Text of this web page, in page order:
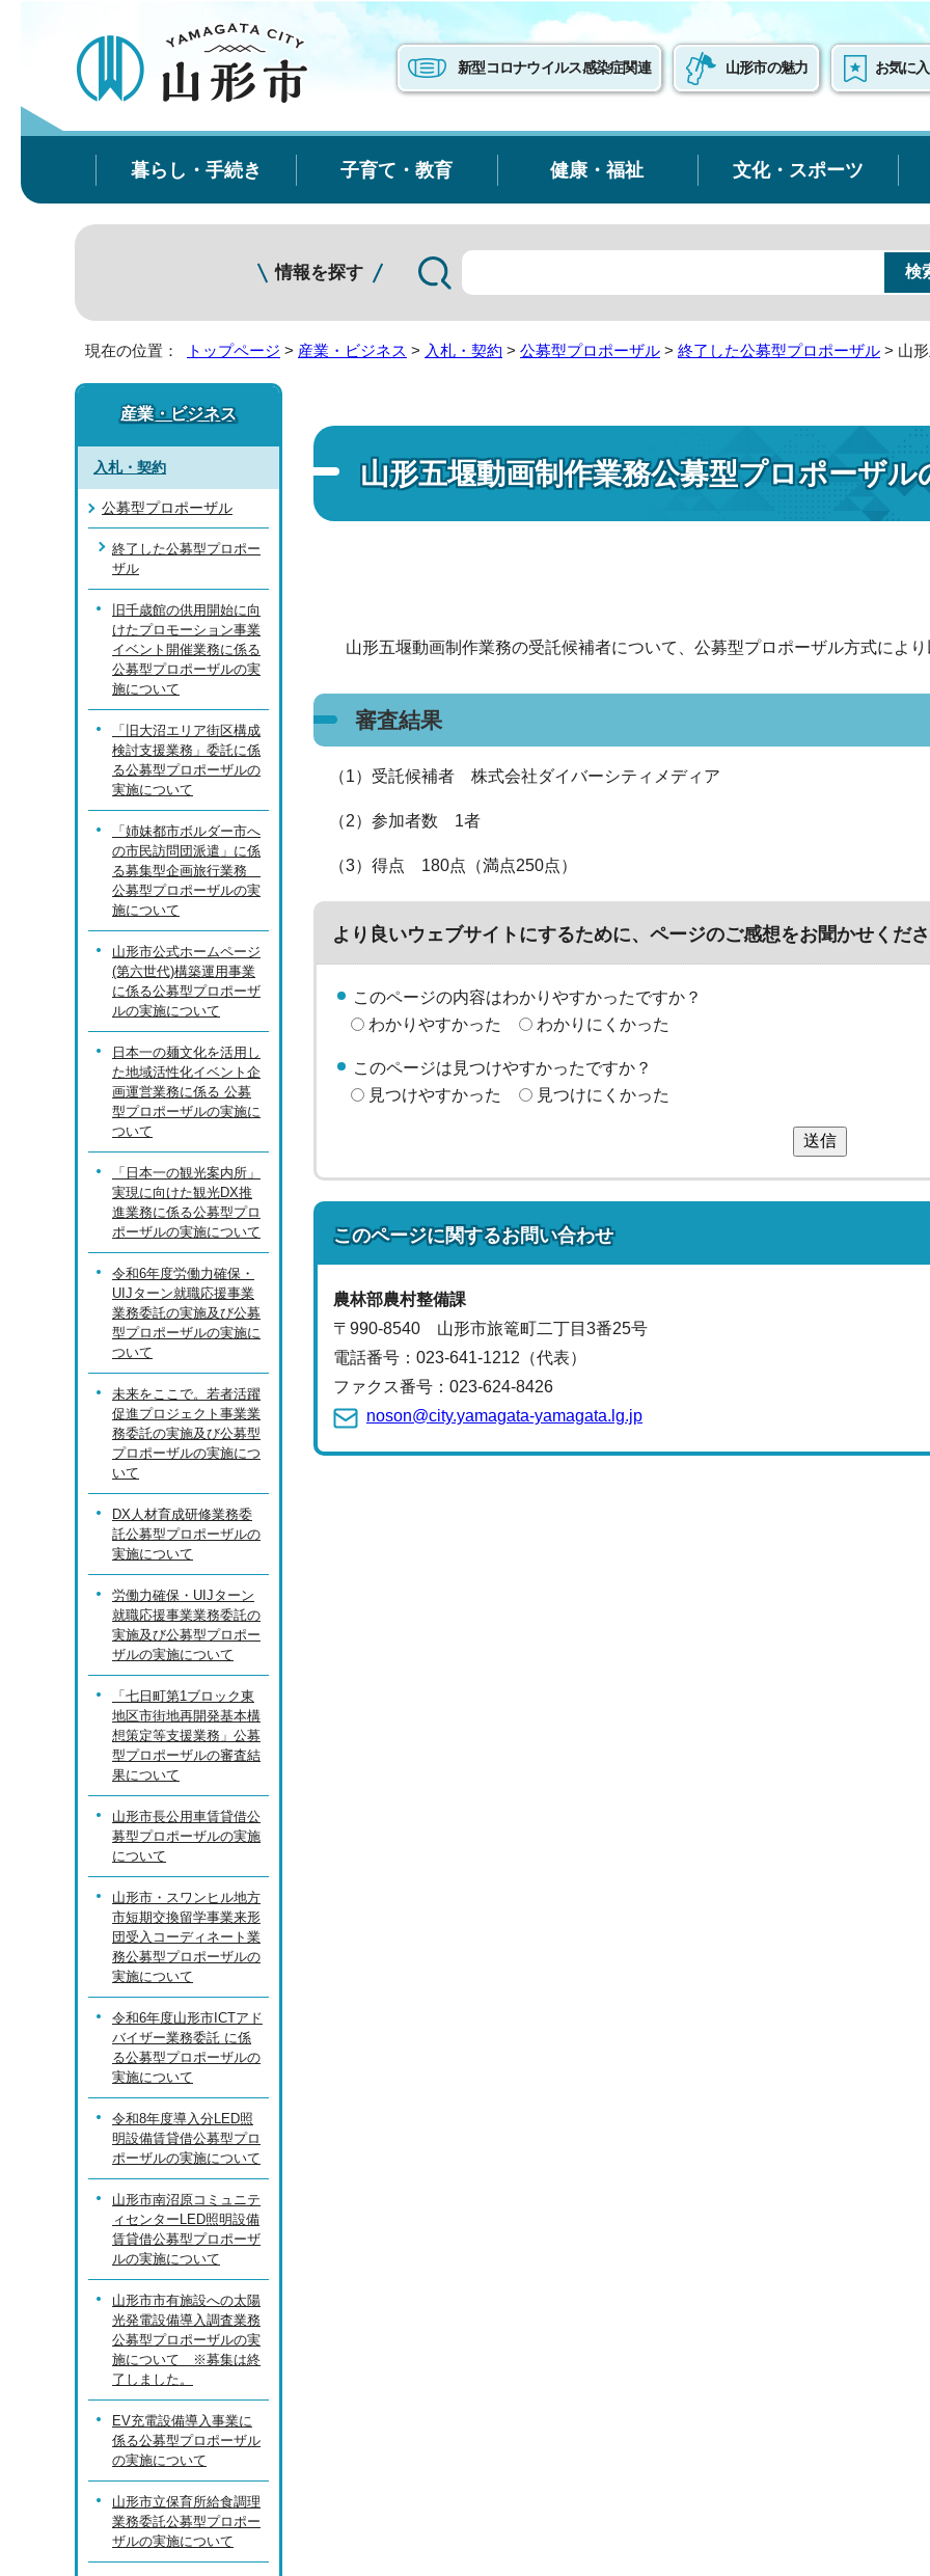
新型コロナウイルス感染症関連 山形市の魅力 お気に
暮らし・手続き 子育て・教育 健康・福祉 文化・スポーツ
情報を探す
現在の位置： トップページ > 産業・ビジネス > 入札・契約 > 公募型プロポーザル > 終了した公募型プロポーザル > 山
山形五堰動画制作業務公募型プロポーザ
山形五堰動画制作業務の受託候補者について、公募型プロポーザル方式によ
審査結果
（1）受託候補者 株式会社ダイバーシティメディア
（2）参加者数 1者
（3）得点 180点（満点250点）
より良いウェブサイトにするために、ページのご感想をお聞かせくだ
このページの内容はわかりやすかったですか？
わかりやすかった
わかりにくかった
このページは見つけやすかったですか？
見つけやすかった
見つけにくかった
送信
このページに関するお問い合わせ
農林部農村整備課
〒990-8540 山形市旅篭町二丁目3番25号
電話番号： 023-641-1212（代表）
ファクス番号：023-624-8426
noson@city.yamagata-yamagata.lg.jp
産業・ビジネス
入札・契約
公募型プロポーザル
終了した公募型プロポー
ザル
旧千歳館の供用開始に向
けたプロモーション事業
イベント開催業務に係る
公募型プロポーザルの実
施について
「旧大沼エリア街区構成
検討支援業務」委託に係
る公募型プロポーザルの
実施について
「姉妹都市ボルダー市へ
の市民訪問団派遣」に係
る募集型企画旅行業務
公募型プロポーザルの実
施について
山形市公式ホームページ
(第六世代)構築運用事業
に係る公募型プロポーザ
ルの実施について
日本一の麺文化を活用し
た地域活性化イベント企
画運営業務に係る 公募
型プロポーザルの実施に
ついて
「日本一の観光案内所」
実現に向けた観光DX推
進業務に係る公募型プロ
ポーザルの実施について
令和6年度労働力確保・
UIJターン就職応援事業
業務委託の実施及び公募
型プロポーザルの実施に
ついて
未来をここで。若者活躍
促進プロジェクト事業業
務委託の実施及び公募型
プロポーザルの実施につ
いて
DX人材育成研修業務委
託公募型プロポーザルの
実施について
労働力確保・UIJターン
就職応援事業業務委託の
実施及び公募型プロポー
ザルの実施について
「七日町第1ブロック東
地区市街地再開発基本構
想策定等支援業務」公募
型プロポーザルの審査結
果について
山形市長公用車賃貸借公
募型プロポーザルの実施
について
山形市・スワンヒル地方
市短期交換留学事業来形
団受入コーディネート業
務公募型プロポーザルの
実施について
令和6年度山形市ICTアド
バイザー業務委託 に係
る公募型プロポーザルの
実施について
令和8年度導入分LED照
明設備賃貸借公募型プロ
ポーザルの実施について
山形市南沼原コミュニテ
ィセンターLED照明設備
賃貸借公募型プロポーザ
ルの実施について
山形市市有施設への太陽
光発電設備導入調査業務
公募型プロポーザルの実
施について ※募集は終
了しました。
EV充電設備導入事業に
係る公募型プロポーザル
の実施について
山形市立保育所給食調理
業務委託公募型プロポー
ザルの実施について